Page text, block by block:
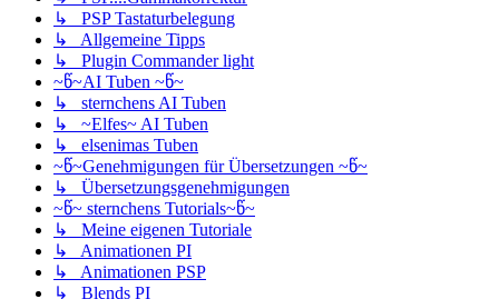
↳ PSP Tastaturbelegung
↳ Allgemeine Tipps
↳ Plugin Commander light
~წ~AI Tuben ~წ~
↳ sternchens AI Tuben
↳ ~Elfes~ AI Tuben
↳ elsenimas Tuben
~წ~Genehmigungen für Übersetzungen ~წ~
↳ Übersetzungsgenehmigungen
~წ~ sternchens Tutorials~წ~
↳ Meine eigenen Tutoriale
↳ Animationen PI
↳ Animationen PSP
↳ Blends PI